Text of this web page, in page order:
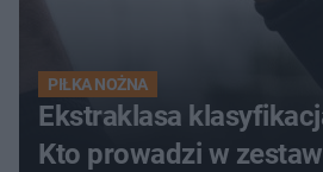
PIŁKA NOŻNA
Ekstraklasa
Kto prowadzi w